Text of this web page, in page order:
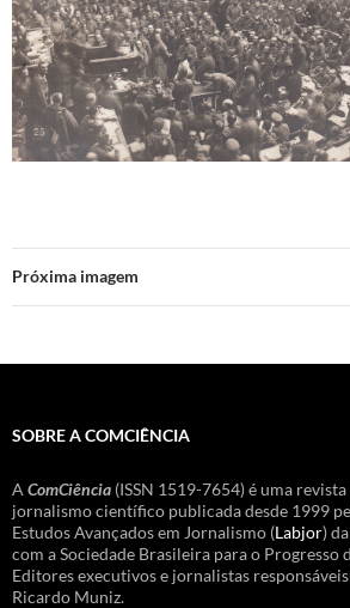
Próxima imagem
SOBRE A COMCIÊNCIA
A ComCiência (ISSN 1519-7654) é uma
jornalismo científico publicada desde 1999
Estudos Avançados em Jornalismo (Labjor) da
com a Sociedade Brasileira para o Progresso
Editores executivos e jornalistas
Ricardo Muniz.